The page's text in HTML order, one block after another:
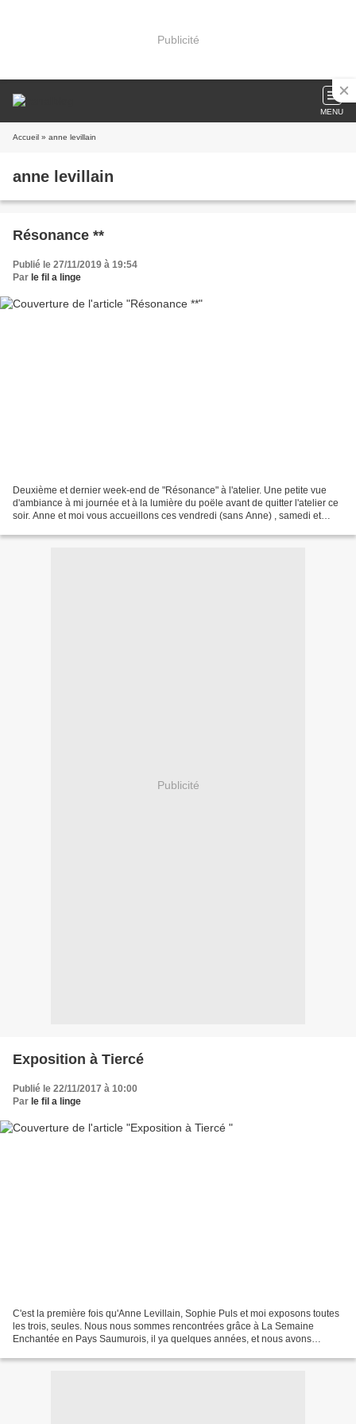
Publicité
MENU
Accueil » anne levillain
anne levillain
Résonance **
Publié le 27/11/2019 à 19:54
Par le fil a linge
Deuxième et dernier week-end de "Résonance" à l'atelier. Une petite vue
d'ambiance à mi journée et à la lumière du poële avant de quitter l'atelier ce
soir. Anne et moi vous accueillons ces vendredi (sans Anne) , samedi et
Publicité
Exposition à Tiercé
Publié le 22/11/2017 à 10:00
Par le fil a linge
C'est la première fois qu'Anne Levillain, Sophie Puls et moi exposons toutes
les trois, seules. Nous nous sommes rencontrées grâce à La Semaine
Enchantée en Pays Saumurois, il ya quelques années, et nous avons